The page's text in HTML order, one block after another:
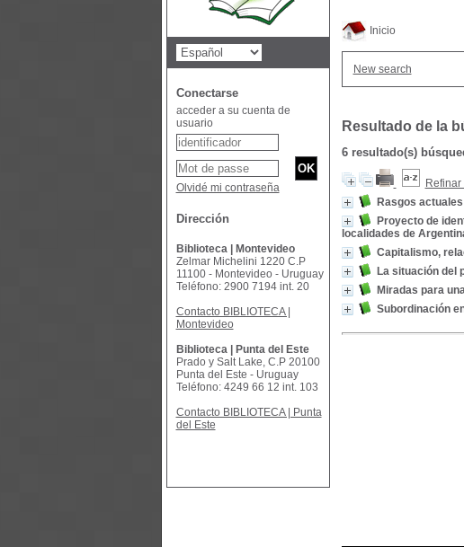
Inicio
New search
Resultado de la
6 resultado(s)
Rasgos
Proyecto de
localidades de
Capitalismo,
La situación del
Miradas para
Subordinación
Conectarse
acceder a su cuenta de
usuario
Olvidé mi contraseña
Dirección
Biblioteca | Montevideo
Zelmar Michelini 1220 C.P
11100 - Montevideo - Uruguay
Teléfono: 2900 7194 int. 20
Contacto BIBLIOTECA |
Montevideo
Biblioteca | Punta del Este
Prado y Salt Lake, C.P 20100
Punta del Este - Uruguay
Teléfono: 4249 66 12 int. 103
Contacto BIBLIOTECA | Punta
del Este